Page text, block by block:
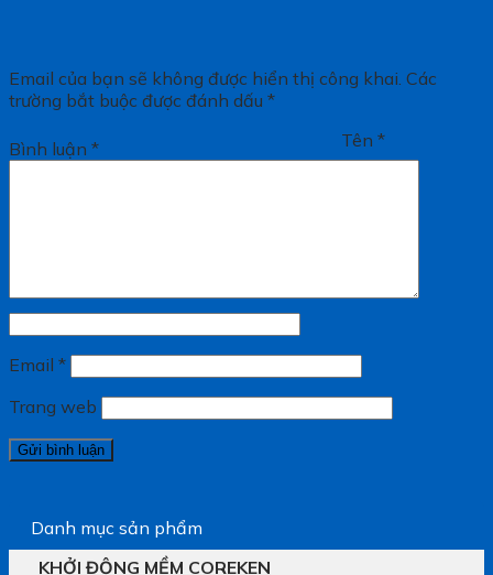
Email của bạn sẽ không được hiển thị công khai. Các
trường bắt buộc được đánh dấu *
Bình luận * Tên*
Email *
Trang web
Danh mục sản phẩm
KHỞI ĐỘNG MỀM COREKEN